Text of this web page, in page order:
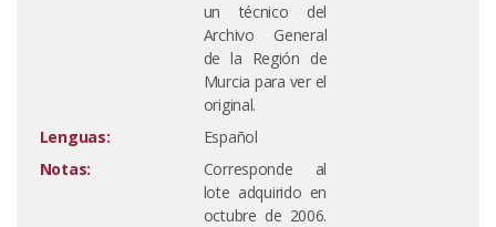
un técnico del
Archivo General
de la Región de
Murcia para ver el
original.
Lenguas:
Español
Notas:
Corresponde al
lote adquirido en
octubre de 2006.